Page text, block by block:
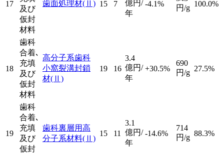
17
及び
仮封
材料
歯面処理材(Ⅱ) 15 7
億円/
年
-4.1%
円/g 100.0%
18
歯科
合着､
充填
及び
仮封
材料
高分子系歯科
小窩裂溝封鎖
材(Ⅱ)
19 16
3.4
億円/
年
+30.5%
690
円/g 27.5%
19
歯科
合着､
充填
及び
仮封
歯科裏層用高
分子系材料(Ⅱ)
15 11
3.1
億円/
年
-14.6%
714
円/g 88.3%